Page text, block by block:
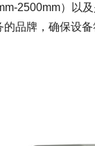
2500mm）以
品牌，确保设备